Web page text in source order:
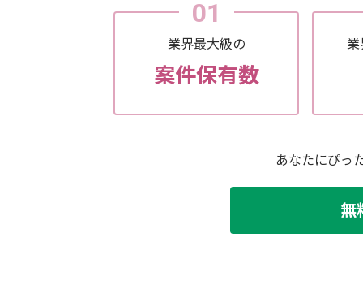
01
業界最大級の
案件保有数
あなたにぴっ
無